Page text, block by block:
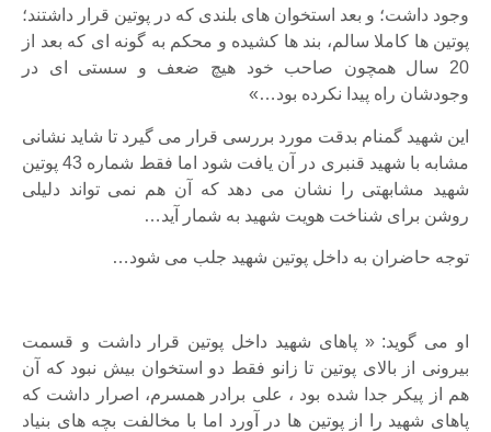
وجود داشت؛ و بعد استخوان های بلندی که در پوتین قرار داشتند؛
پوتین ها کاملا سالم، بند ها کشیده و محکم به گونه ای که بعد از
20 سال همچون صاحب خود هیچ ضعف و سستی ای در
وجودشان راه پیدا نکرده بود…»
این شهید گمنام بدقت مورد بررسی قرار می گیرد تا شاید نشانی
مشابه با شهید قنبری در آن یافت شود اما فقط شماره 43 پوتین
شهید مشابهتی را نشان می دهد که آن هم نمی تواند دلیلی
روشن برای شناخت هویت شهید به شمار آید…
توجه حاضران به داخل پوتین شهید جلب می شود…
او می گوید: « پاهای شهید داخل پوتین قرار داشت و قسمت
بیرونی از بالای پوتین تا زانو فقط دو استخوان بیش نبود که آن
هم از پیکر جدا شده بود ، علی برادر همسرم، اصرار داشت که
پاهای شهید را از پوتین ها در آورد اما با مخالفت بچه های بنیاد